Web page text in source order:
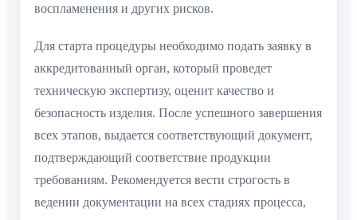
воспламенения и других рисков.
Для старта процедуры необходимо подать заявку в
аккредитованный орган, который проведет
техническую экспертизу, оценит качество и
безопасность изделия. После успешного завершения
всех этапов, выдается соответствующий документ,
подтверждающий соответствие продукции
требованиям. Рекомендуется вести строгость в
ведении документации на всех стадиях процесса,